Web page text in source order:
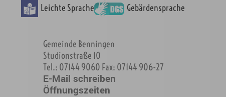
Leichte Sprache Gebärdensprache
Gemeinde Benningen
Studionstraße 10
Tel.: 07144 9060 Fax: 07144 906-27
E-Mail schreiben
Öffnungszeiten